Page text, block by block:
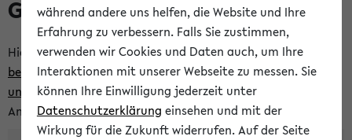
Gastzugangs
Hier können Sie einen neuen Gastzugang anlegen.Bitte
beachten Sie die Einschränkungen, denen Gastzugänge
unterworfen sind. Tragen Sie den gewünschten
Anmeldenamen und Ihr Passwort ein:
während andere uns helfen, die Website und Ihre
Erfahrung zu verbessern. Falls Sie zustimmen,
verwenden wir Cookies und Daten auch, um Ihre
Interaktionen mit unserer Webseite zu messen. Sie
können Ihre Einwilligung jederzeit unter
Datenschutzerklärung einsehen und mit der
Wirkung für die Zukunft widerrufen. Auf der Seite